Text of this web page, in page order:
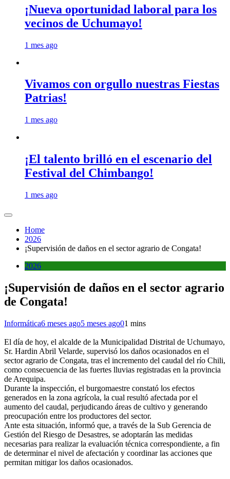
¡Nueva oportunidad laboral para los
vecinos de Uchumayo!
1 mes ago
Vivamos con orgullo nuestras Fiestas
Patrias!
1 mes ago
¡El talento brilló en el escenario del
Festival del Chimbango!
1 mes ago
Home
2026
¡Supervisión de daños en el sector agrario de Congata!
2026
¡Supervisión de daños en el sector agrario
de Congata!
Informática6 meses ago5 meses ago01 mins
El día de hoy, el alcalde de la Municipalidad Distrital de Uchumayo,
Sr. Hardin Abril Velarde, supervisó los daños ocasionados en el
sector agrario de Congata, tras el incremento del caudal del río Chili,
como consecuencia de las fuertes lluvias registradas en la provincia
de Arequipa.
Durante la inspección, el burgomaestre constató los efectos
generados en la zona agrícola, la cual resultó afectada por el
aumento del caudal, perjudicando áreas de cultivo y generando
preocupación entre los productores del sector.
Ante esta situación, informó que, a través de la Sub Gerencia de
Gestión del Riesgo de Desastres, se adoptarán las medidas
necesarias para realizar la evaluación técnica correspondiente, a fin
de determinar el nivel de afectación y coordinar las acciones que
permitan mitigar los daños ocasionados.